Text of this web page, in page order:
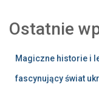
Ostatnie
Magiczne historie i
fascynujący świat